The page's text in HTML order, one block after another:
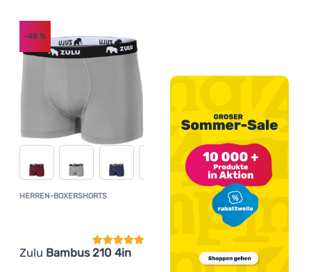
HERREN-BOXERSHORTS
Zulu Bambus 210 4in
Kundenbewertung
-48 %